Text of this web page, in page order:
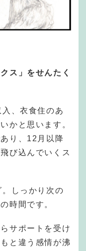
ス」をせんたく
、衣食住のあ
かと思います。
り、12月以降
び込んでいくス
しっかり次の
時間です。
サポートを受け
と違う感情が沸